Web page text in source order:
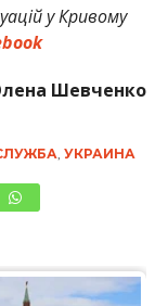
у Кривому
Шевченко
, УКРАИНА